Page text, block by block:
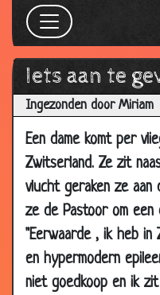
Iets aan te
Ingezonden door Miriam
Een dame komt per
Zwitserland. Ze zit
vlucht geraken ze
ze de Pastoor om een
"Eerwaarde , ik heb in
en hypermodern
niet goedkoop en ik
12 Oct
2009
Borsthaar
12 Oct
2009
Het mirakel
12 Oct
Opscheppen
10 Oct
Bootje
10 Oct
2009
Oct
2009
Ze zitten met